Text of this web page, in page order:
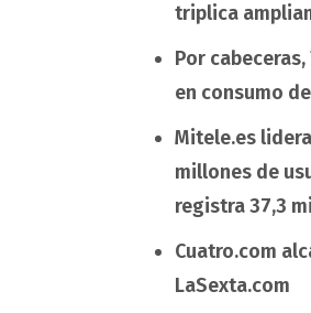
triplica
Por
en consumo
Mitele.es
millones de
registra 37,3
Cuatro.com
LaSexta.com